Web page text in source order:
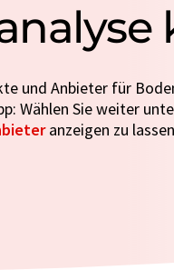
und Anbieter für
Wählen Sie weiter
anzeigen zu